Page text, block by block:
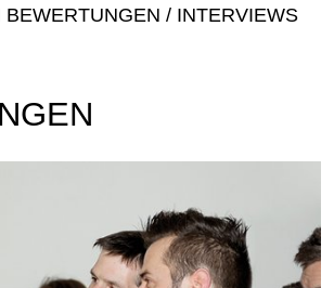
BEWERTUNGEN / INTERVIEWS